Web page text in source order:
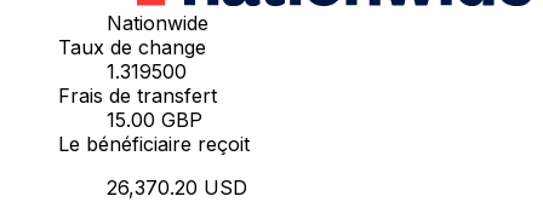
Nationwide
Taux de change
1.319500
Frais de transfert
15.00 GBP
Le bénéficiaire reçoit
26,370.20 USD